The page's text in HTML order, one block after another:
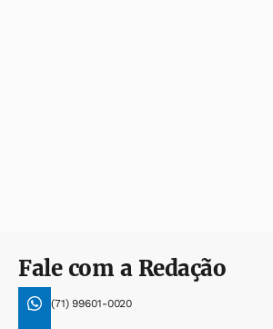
Fale com a Redação
(71) 99601-0020